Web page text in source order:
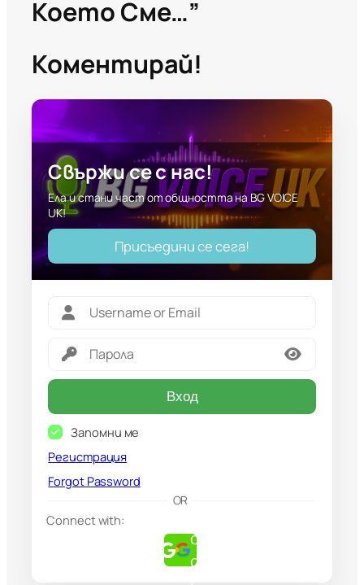
Което Сме…”
Коментирай!
Свържи се с нас!
Ела и стани част от общността на BG VOICE
UK!
Присъедини се сега!
Вход
Запомни ме
Регистрация
Forgot Password
OR
Connect with:
o
g